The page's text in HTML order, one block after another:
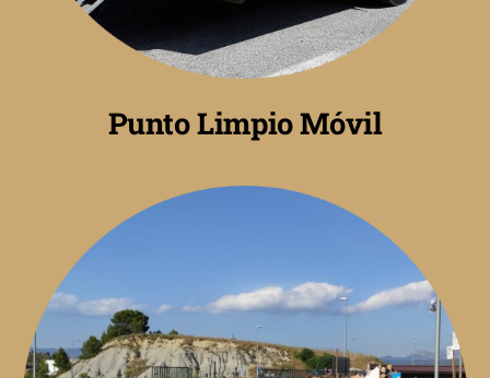
Punto Limpio Móvil